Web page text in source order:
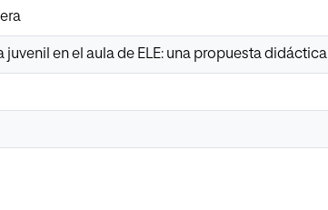
en el aula de ELE: una propuesta didáctica